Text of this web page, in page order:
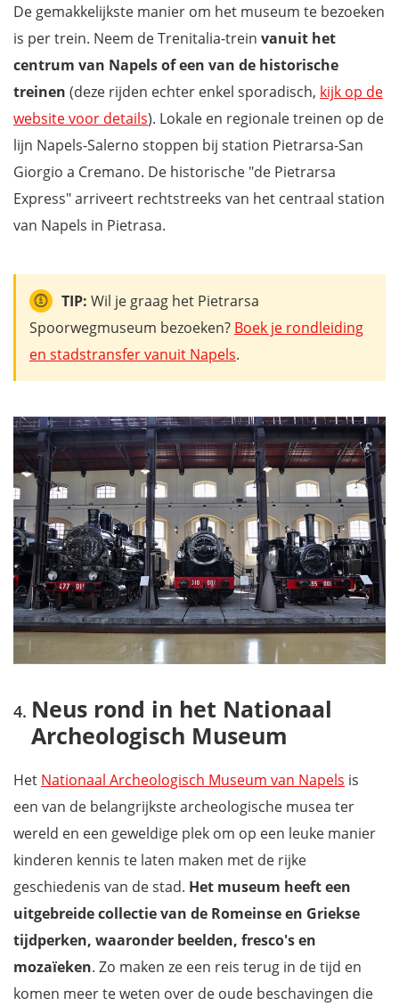
De gemakkelijkste manier om het museum te bezoeken
is per trein. Neem de Trenitalia-trein vanuit het
centrum van Napels of een van de historische
treinen (deze rijden echter enkel sporadisch, kijk op de
website voor details). Lokale en regionale treinen op de
lijn Napels-Salerno stoppen bij station Pietrarsa-San
Giorgio a Cremano. De historische "de Pietrarsa
Express" arriveert rechtstreeks van het centraal station
van Napels in Pietrasa.
TIP: Wil je graag het Pietrarsa
Spoorwegmuseum bezoeken? Boek je rondleiding
en stadstransfer vanuit Napels.
Neus rond in het Nationaal
Archeologisch Museum
Het Nationaal Archeologisch Museum van Napels is
een van de belangrijkste archeologische musea ter
wereld en een geweldige plek om op een leuke manier
kinderen kennis te laten maken met de rijke
geschiedenis van de stad. Het museum heeft een
uitgebreide collectie van de Romeinse en Griekse
tijdperken, waaronder beelden, fresco's en
mozaïeken. Zo maken ze een reis terug in de tijd en
komen meer te weten over de oude beschavingen die